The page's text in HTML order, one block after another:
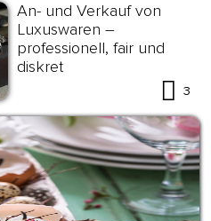
An- und Verkauf von
Luxuswaren –
professionell, fair und
diskret
3